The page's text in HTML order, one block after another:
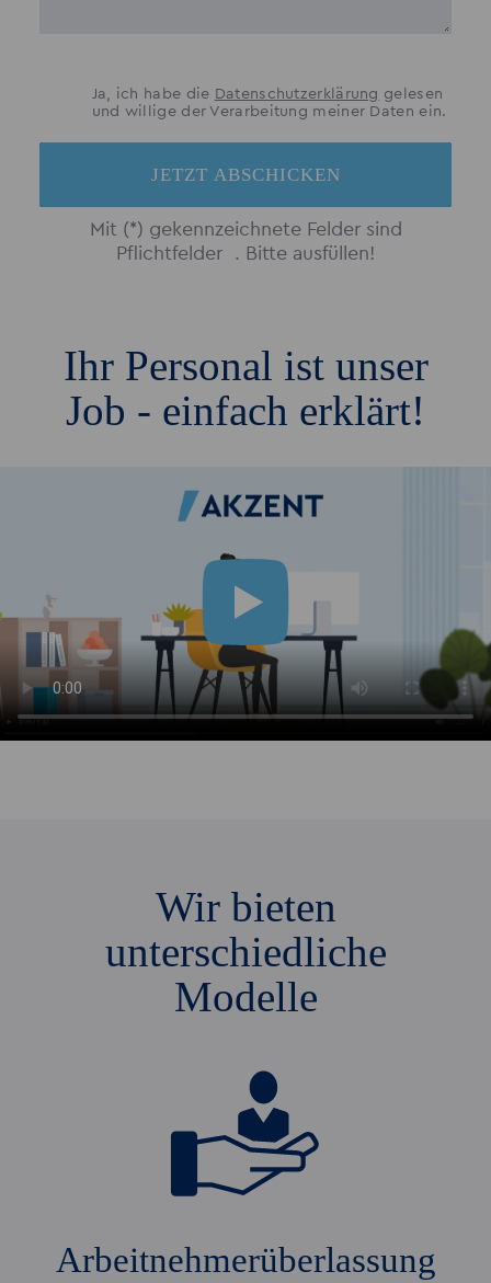
Ja, ich habe die Datenschutzerklärung gelesen
und willige der Verarbeitung meiner Daten ein.
JETZT ABSCHICKEN
Mit (*) gekennzeichnete Felder sind
Pflichtfelder . Bitte ausfüllen!
Ihr Personal ist unser
Job - einfach erklärt!
Wir bieten
unterschiedliche
Modelle
Arbeitnehmerüberlassung